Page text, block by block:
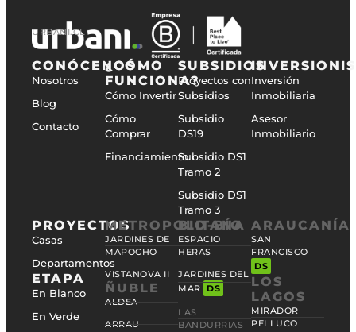
URBANI.CL
CONÓCENOS
Nosotros
Blog
Contacto
¿CÓMO
FUNCIONA?
Cómo Invertir
Cómo
Comprar
Financiamiento
SUBSIDIOS
Proyectos con
Subsidios
Subsidio
DS19
Subsidio DS1
Tramo 2
Subsidio DS1
Tramo 3
Inversión
Inmobiliaria
Asesor
Inmobiliario
PROYECTOS
Casas
Departamentos
ETAPA
En Blanco
En Verde
METROPOLITANA
JARDINES DE
MAPOCHO
VISTANOVA II
ÑUBLE
ALDEA
ARRAU
BIO-BÍO
ESPACIO
HERAS
JARDINES DEL
MAR
DS
LAS
BANDURRIAS
ARAUCANÍA
SAN
FRANCISCO
DS
LOS
LAGOS
MIRADOR
PELLUCO